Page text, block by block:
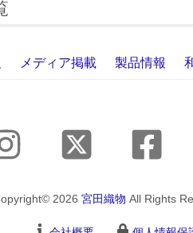
メディア掲載 製品情報
2026 宮田織物 All Rights